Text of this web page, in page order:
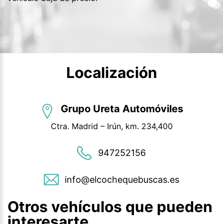
Localización
Grupo Ureta Automóviles
Ctra. Madrid – Irún, km. 234,400
947252156
info@elcochequebuscas.es
Otros vehículos que pueden